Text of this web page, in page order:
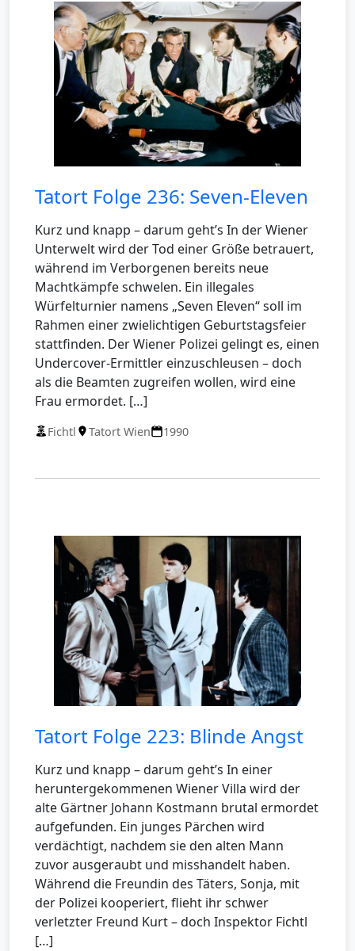
Tatort Folge 236: Seven-Eleven
Kurz und knapp – darum geht’s In der Wiener
Unterwelt wird der Tod einer Größe betrauert,
während im Verborgenen bereits neue
Machtkämpfe schwelen. Ein illegales
Würfelturnier namens „Seven Eleven“ soll im
Rahmen einer zwielichtigen Geburtstagsfeier
stattfinden. Der Wiener Polizei gelingt es, einen
Undercover-Ermittler einzuschleusen – doch
als die Beamten zugreifen wollen, wird eine
Frau ermordet. […]
Fichtl Tatort Wien 1990
Tatort Folge 223: Blinde Angst
Kurz und knapp – darum geht’s In einer
heruntergekommenen Wiener Villa wird der
alte Gärtner Johann Kostmann brutal ermordet
aufgefunden. Ein junges Pärchen wird
verdächtigt, nachdem sie den alten Mann
zuvor ausgeraubt und misshandelt haben.
Während die Freundin des Täters, Sonja, mit
der Polizei kooperiert, flieht ihr schwer
verletzter Freund Kurt – doch Inspektor Fichtl
[…]